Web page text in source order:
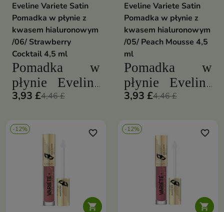
Eveline Variete Satin
Pomadka w płynie z
kwasem hialuronowym
/06/ Strawberry
Cocktail 4,5 ml
Pomadka w
płynie Eveline
Variete
ustach piękny,
nasycony kolor
i matowy efekt
3,93 £4,46 £
Eveline Variete Satin
Pomadka w płynie z
kwasem hialuronowym
/05/ Peach Mousse 4,5
ml
Pomadka w
płynie Eveline
Variete
ustach piękny,
nasycony kolor
i matowy efekt
3,93 £4,46 £
-12%

favorite_border -12%

favorite_border